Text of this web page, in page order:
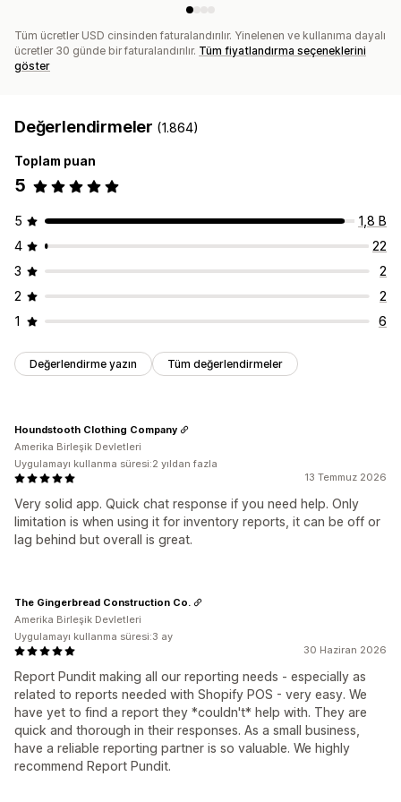
Tüm ücretler USD cinsinden faturalandırılır. Yinelenen ve kullanıma dayalı
ücretler 30 günde bir faturalandırılır. Tüm fiyatlandırma seçeneklerini
göster
Değerlendirmeler (1.864)
Toplam puan
5
5
1,8 B
4
22
3
2
2
2
1
6
Değerlendirme yazın Tüm değerlendirmeler
13 Temmuz 2026
Very solid app. Quick chat response if you need help. Only
limitation is when using it for inventory reports, it can be off or
lag behind but overall is great.
Houndstooth Clothing Company
Amerika Birleşik Devletleri
Uygulamayı kullanma süresi:2 yıldan fazla
30 Haziran 2026
Report Pundit making all our reporting needs - especially as
related to reports needed with Shopify POS - very easy. We
have yet to find a report they *couldn't* help with. They are
quick and thorough in their responses. As a small business,
have a reliable reporting partner is so valuable. We highly
recommend Report Pundit.
The Gingerbread Construction Co.
Amerika Birleşik Devletleri
Uygulamayı kullanma süresi:3 ay